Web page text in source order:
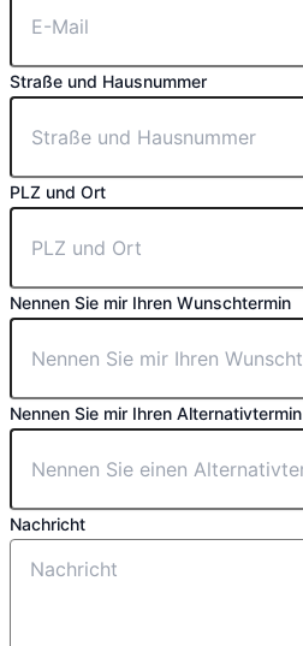
Straße und Hausnummer
PLZ und Ort
Nennen Sie mir Ihren Wunschtermin
Nennen Sie mir Ihren Alternativtermin
Nachricht